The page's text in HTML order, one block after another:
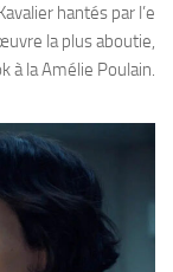
hantés par l’e
la plus aboutie,
à la Amélie Poulain.